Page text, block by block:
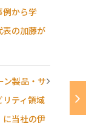
例から学
表の加藤が
ン製品・サ
リティ領域
に当社の伊